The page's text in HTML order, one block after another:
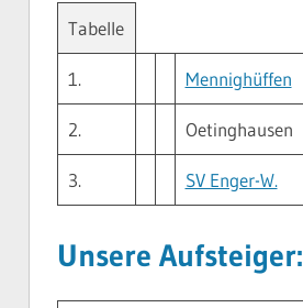
Tabelle
1. Mennighüffen
2. Oetinghausen
3. SV Enger-W.
Unsere Aufsteiger: